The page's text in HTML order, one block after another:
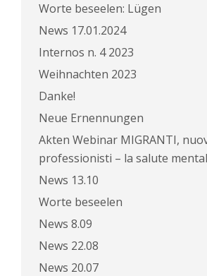
Worte beseelen: Lügen
News 17.01.2024
Internos n. 4 2023
Weihnachten 2023
Danke!
Neue Ernennungen
Akten Webinar MIGRANTI,
professionisti – la salute
News 13.10
Worte beseelen
News 8.09
News 22.08
News 20.07